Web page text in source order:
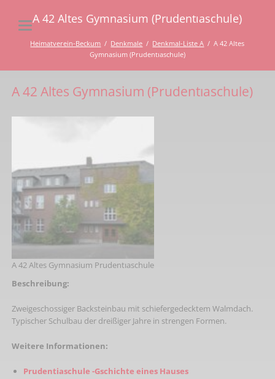
A 42 Altes Gymnasium (Prudentıaschule)
Heimatverein-Beckum Denkmale Denkmal-Liste A
A 42 Altes
Gymnasium (Prudentıaschule)
A 42 Altes Gymnasium (Prudentıaschule)
A 42 Altes Gymnasium Prudentıaschule
Beschreibung:
Zweigeschossiger Backsteinbau mit schiefergedecktem Walmdach.
Typischer Schulbau der dreißiger Jahre in strengen Formen.
Weitere Informationen:
Prudentiaschule -Gschichte eines Hauses